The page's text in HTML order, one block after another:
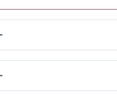
وترسيخ المفاهيم